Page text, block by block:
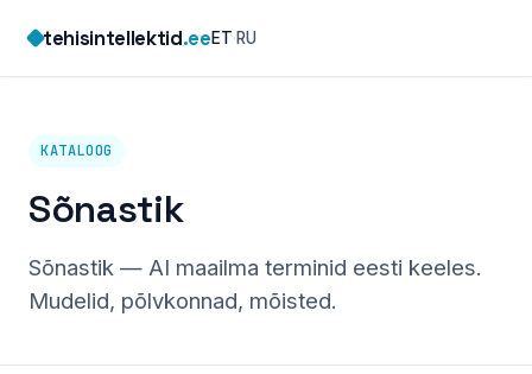
content
tehisintellektid.eeET·RU
KATALOOG
Sõnastik
Sõnastik — AI maailma terminid eesti keeles.
Mudelid, põlvkonnad, mõisted.